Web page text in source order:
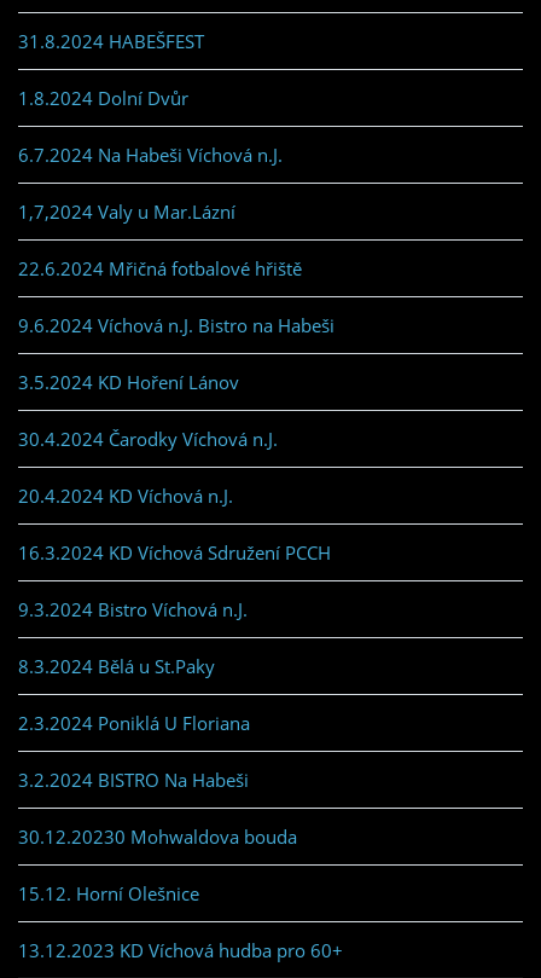
31.8.2024 HABEŠFEST
1.8.2024 Dolní Dvůr
6.7.2024 Na Habeši Víchová n.J.
1,7,2024 Valy u Mar.Lázní
22.6.2024 Mřičná fotbalové hřiště
9.6.2024 Víchová n.J. Bistro na Habeši
3.5.2024 KD Hoření Lánov
30.4.2024 Čarodky Víchová n.J.
20.4.2024 KD Víchová n.J.
16.3.2024 KD Víchová Sdružení PCCH
9.3.2024 Bistro Víchová n.J.
8.3.2024 Bělá u St.Paky
2.3.2024 Poniklá U Floriana
3.2.2024 BISTRO Na Habeši
30.12.20230 Mohwaldova bouda
15.12. Horní Olešnice
13.12.2023 KD Víchová hudba pro 60+